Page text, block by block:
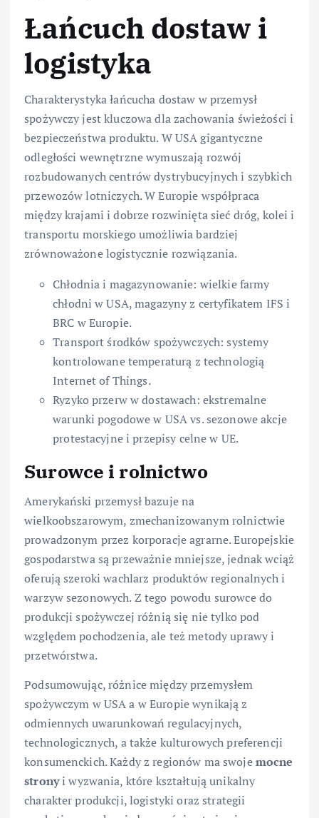
Łańcuch dostaw i
logistyka
Charakterystyka łańcucha dostaw w przemysł
spożywczy jest kluczowa dla zachowania świeżości i
bezpieczeństwa produktu. W USA gigantyczne
odległości wewnętrzne wymuszają rozwój
rozbudowanych centrów dystrybucyjnych i szybkich
przewozów lotniczych. W Europie współpraca
między krajami i dobrze rozwinięta sieć dróg, kolei i
transportu morskiego umożliwia bardziej
zrównoważone logistycznie rozwiązania.
Chłodnia i magazynowanie: wielkie farmy
chłodni w USA, magazyny z certyfikatem IFS i
BRC w Europie.
Transport środków spożywczych: systemy
kontrolowane temperaturą z technologią
Internet of Things.
Ryzyko przerw w dostawach: ekstremalne
warunki pogodowe w USA vs. sezonowe akcje
protestacyjne i przepisy celne w UE.
Surowce i rolnictwo
Amerykański przemysł bazuje na
wielkoobszarowym, zmechanizowanym rolnictwie
prowadzonym przez korporacje agrarne. Europejskie
gospodarstwa są przeważnie mniejsze, jednak wciąż
oferują szeroki wachlarz produktów regionalnych i
warzyw sezonowych. Z tego powodu surowce do
produkcji spożywczej różnią się nie tylko pod
względem pochodzenia, ale też metody uprawy i
przetwórstwa.
Podsumowując, różnice między przemysłem
spożywczym w USA a w Europie wynikają z
odmiennych uwarunkowań regulacyjnych,
technologicznych, a także kulturowych preferencji
konsumenckich. Każdy z regionów ma swojemocne
stronyi wyzwania, które kształtują unikalny
charakter produkcji, logistyki oraz strategii